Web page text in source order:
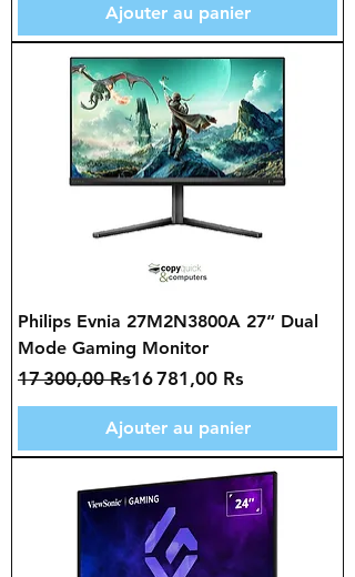
Ajouter au panier
Philips Evnia 27M2N3800A 27” Dual
Mode Gaming Monitor
Prix original
17 300,00 Rs
Prix promotionnel16 781,00 Rs
Ajouter au panier